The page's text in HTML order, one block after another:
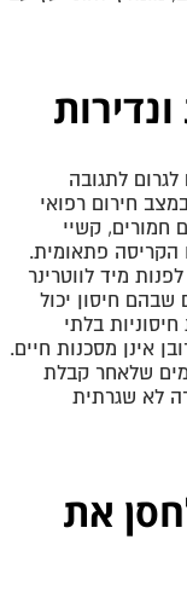
לתגובה
חירום רפואי
חמורים, קשיי
הקריסה פתאומית.
מיד לווטרינר
שבהם חיסון יכול
בלתי
אינן מסכנות חיים.
שלאחר קבלת
לא שגרתית
את